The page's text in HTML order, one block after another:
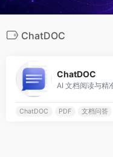
ChatDOC
ChatDOC
AI 文档阅读与精
ChatDOC PDF 文档问答